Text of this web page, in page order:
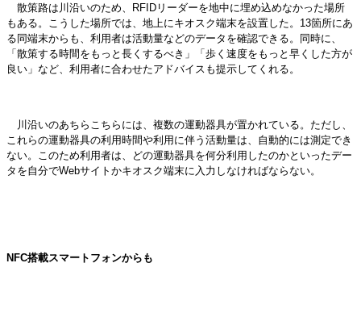
散策路は川沿いのため、RFIDリーダーを地中に埋め込めなかった場所
もある。こうした場所では、地上にキオスク端末を設置した。13箇所にあ
る同端末からも、利用者は活動量などのデータを確認できる。同時に、
「散策する時間をもっと長くするべき」「歩く速度をもっと早くした方が
良い」など、利用者に合わせたアドバイスも提示してくれる。
川沿いのあちらこちらには、複数の運動器具が置かれている。ただし、
これらの運動器具の利用時間や利用に伴う活動量は、自動的には測定でき
ない。このため利用者は、どの運動器具を何分利用したのかといったデー
タを自分でWebサイトかキオスク端末に入力しなければならない。
NFC搭載スマートフォンからも